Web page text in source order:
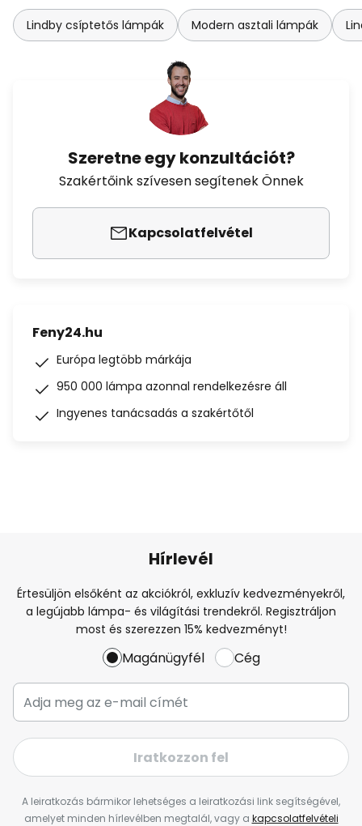
Lindby csíptetős lámpák Modern asztali lámpák
Szeretne egy konzultációt?
Szakértőink szívesen segítenek Önnek
Kapcsolatfelvétel
Feny24.hu
Európa legtöbb márkája
950 000 lámpa azonnal rendelkezésre áll
Ingyenes tanácsadás a szakértőtől
Hírlevél
Értesüljön elsőként az akciókról, exkluzív kedvezményekről,
a legújabb lámpa- és világítási trendekről. Regisztráljon
most és szerezzen 15% kedvezményt!
Magánügyfél Cég
Iratkozzon fel
A leiratkozás bármikor lehetséges a leiratkozási link segítségével,
amelyet minden hírlevélben megtalál, vagy a kapcsolatfelvételi